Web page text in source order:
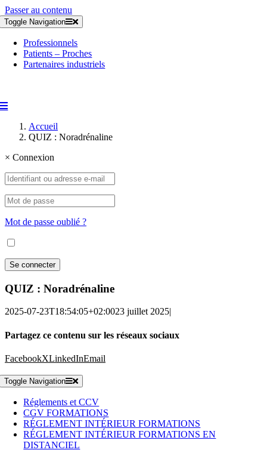
Passer au contenu
Toggle Navigation
Professionnels
Patients – Proches
Partenaires industriels
Accueil
QUIZ : Noradrénaline
× Connexion
Mot de passe oublié ?
QUIZ : Noradrénaline
2025-07-23T18:54:05+02:0023 juillet 2025|
Partagez ce contenu sur les réseaux sociaux
FacebookXLinkedInEmail
Toggle Navigation
Réglements et CCV
CGV FORMATIONS
RÉGLEMENT INTÉRIEUR FORMATIONS
RÉGLEMENT INTÉRIEUR FORMATIONS EN
DISTANCIEL